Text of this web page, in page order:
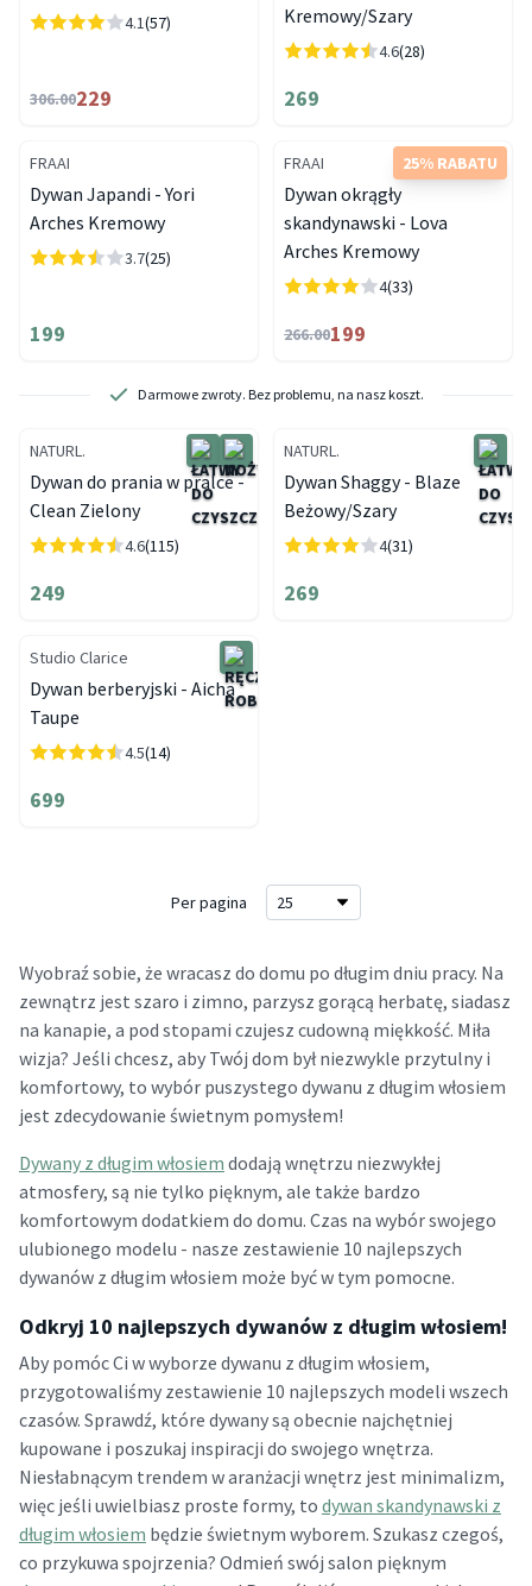
4.1(57)
306.00229
Kremowy/Szary
4.6(28)
269
FRAAI
Dywan Japandi - Yori
Arches Kremowy
3.7(25)
199
25% RABATU
FRAAI
Dywan okrągły
skandynawski - Lova
Arches Kremowy
4(33)
266.00199
Darmowe zwroty. Bez problemu, na nasz koszt.
NATURL.
Dywan do prania w pralce -
Clean Zielony
4.6(115)
249
NATURL.
Dywan Shaggy - Blaze
Beżowy/Szary
4(31)
269
Studio Clarice
Dywan berberyjski - Aicha
Taupe
4.5(14)
699
Per pagina
Wyobraź sobie, że wracasz do domu po długim dniu pracy. Na
zewnątrz jest szaro i zimno, parzysz gorącą herbatę, siadasz
na kanapie, a pod stopami czujesz cudowną miękkość. Miła
wizja? Jeśli chcesz, aby Twój dom był niezwykle przytulny i
komfortowy, to wybór puszystego dywanu z długim włosiem
jest zdecydowanie świetnym pomysłem!
Dywany z długim włosiem dodają wnętrzu niezwykłej
atmosfery, są nie tylko pięknym, ale także bardzo
komfortowym dodatkiem do domu. Czas na wybór swojego
ulubionego modelu - nasze zestawienie 10 najlepszych
dywanów z długim włosiem może być w tym pomocne.
Odkryj 10 najlepszych dywanów z długim włosiem!
Aby pomóc Ci w wyborze dywanu z długim włosiem,
przygotowaliśmy zestawienie 10 najlepszych modeli wszech
czasów. Sprawdź, które dywany są obecnie najchętniej
kupowane i poszukaj inspiracji do swojego wnętrza.
Niesłabnącym trendem w aranżacji wnętrz jest minimalizm,
więc jeśli uwielbiasz proste formy, to dywan skandynawski z
długim włosiem będzie świetnym wyborem. Szukasz czegoś,
co przykuwa spojrzenia? Odmień swój salon pięknym